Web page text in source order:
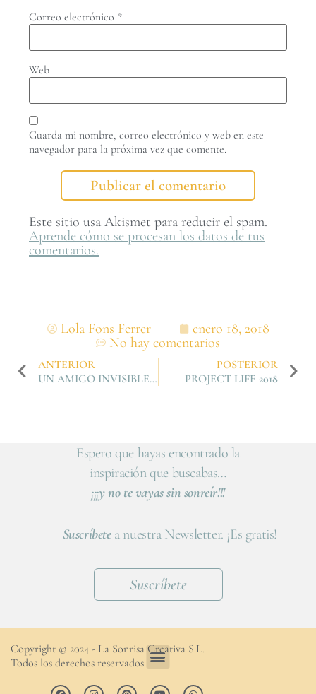
Correo electrónico *
Web
Guarda mi nombre, correo electrónico y web en este
navegador para la próxima vez que comente.
Este sitio usa Akismet para reducir el spam.
Aprende cómo se procesan los datos de tus
comentarios.
Lola Fons Ferrer
enero 18, 2018
No hay comentarios
ANTERIOR
UN AMIGO INVISIBLE Y UN KIT DE EMERGENCIA SCRAPERO
POSTERIOR
PROJECT LIFE 2018
Espero que hayas encontrado la
inspiración que buscabas…
¡¡¡y no te vayas sin sonreír!!!
Suscríbetea nuestra Newsletter. ¡Es gratis!
Suscríbete
Copyright © 2024 - La Sonrisa Creativa S.L.
Todos los derechos reservados